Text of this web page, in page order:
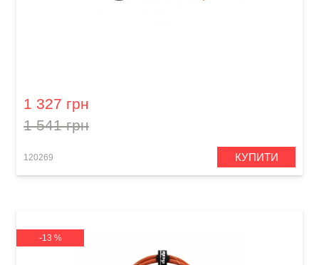
1 327 грн
1 541 грн
120269 КУПИТИ
-13 %